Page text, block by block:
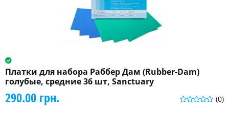
Платки для набора Раббер Дам (Rubber-Dam)
голубые, средние 36 шт, Sanctuary
(0)
290.00 грн.